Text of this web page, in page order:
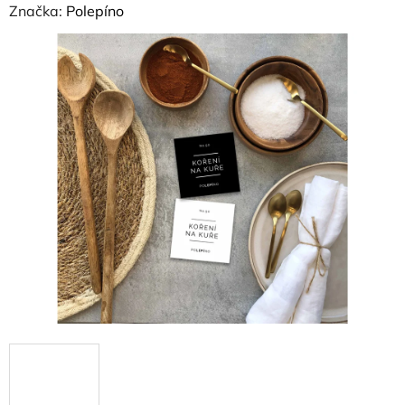
hodnocení
produktu
hvězdiček.
Značka: Polepíno